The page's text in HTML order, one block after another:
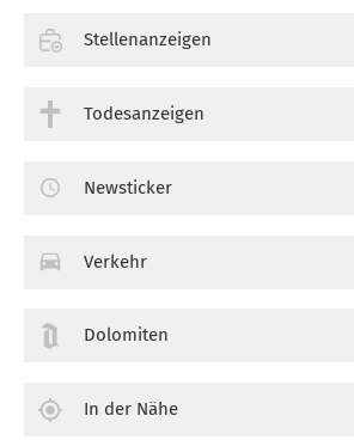
Stellenanzeigen
Todesanzeigen
Newsticker
Verkehr
Dolomiten
In der Nähe